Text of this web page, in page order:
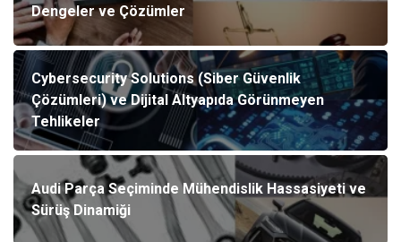
Dengeler ve Çözümler
Cybersecurity Solutions (Siber Güvenlik
Çözümleri) ve Dijital Altyapıda Görünmeyen
Tehlikeler
Audi Parça Seçiminde Mühendislik Hassasiyeti ve
Sürüş Dinamiği